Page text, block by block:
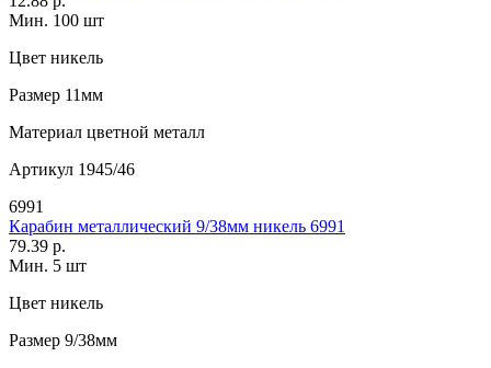
Мин. 100 шт
Цвет никель
Размер 11мм
Материал цветной металл
Артикул 1945/46
6991
Карабин металлический 9/38мм никель 6991
79.39 р.
Мин. 5 шт
Цвет никель
Размер 9/38мм